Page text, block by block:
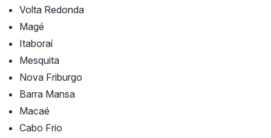
Volta Redonda
Magé
Itaboraí
Mesquita
Nova Friburgo
Barra Mansa
Macaé
Cabo Frio